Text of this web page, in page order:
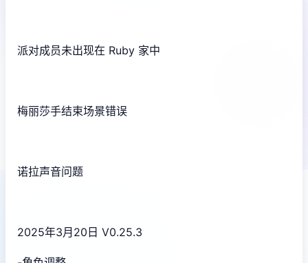
派对成员未出现在 Ruby 家中
梅丽莎手结束场景错误
诺拉声音问题
2025年3月20日 V0.25.3